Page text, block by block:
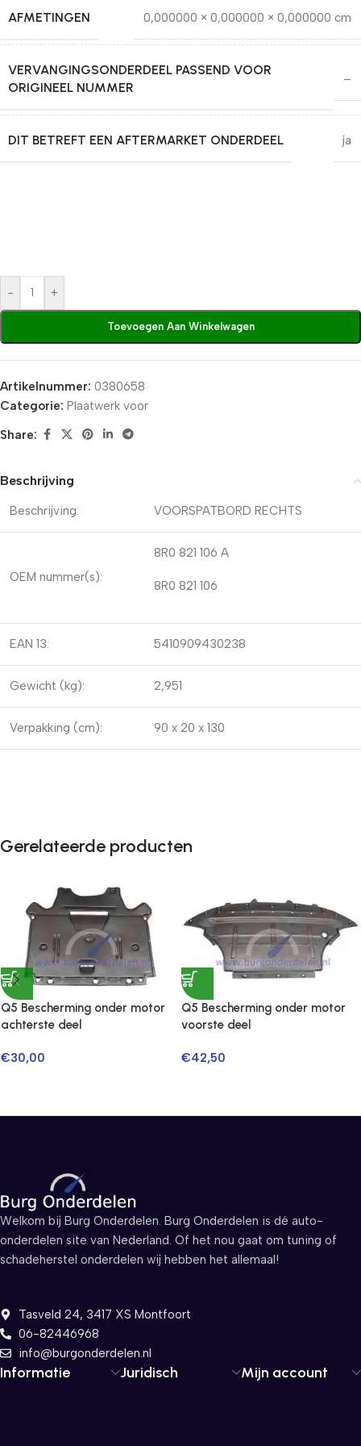
AFMETINGEN 0,000000 × 0,000000 × 0,000000 cm
VERVANGINGSONDERDEEL PASSEND VOOR
ORIGINEEL NUMMER
–
DIT BETREFT EEN AFTERMARKET ONDERDEEL ja
- +
Toevoegen Aan Winkelwagen
Artikelnummer: 0380658
Categorie: Plaatwerk voor
Share:
Beschrijving
Beschrijving: VOORSPATBORD RECHTS
OEM nummer(s):
8R0 821 106 A
8R0 821 106
EAN 13: 5410909430238
Gewicht (kg): 2,951
Verpakking (cm): 90 x 20 x 130
Gerelateerde producten
Q5 Bescherming onder motor
achterste deel
€30,00
Q5 Bescherming onder motor
voorste deel
€42,50
Informatie Juridisch Mijn account
Welkom bij Burg Onderdelen. Burg Onderdelen is dé auto-
onderdelen site van Nederland. Of het nou gaat om tuning of
schadeherstel onderdelen wij hebben het allemaal!
Tasveld 24, 3417 XS Montfoort
06-82446968
info@burgonderdelen.nl